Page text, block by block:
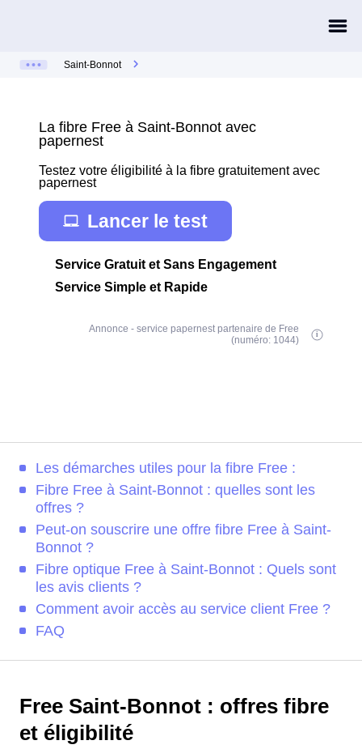
Saint-Bonnot
La fibre Free à Saint-Bonnot avec
papernest
Testez votre éligibilité à la fibre gratuitement avec
papernest
Lancer le test
Service Gratuit et Sans Engagement
Service Simple et Rapide
Annonce - service papernest partenaire de Free
(numéro: 1044)
Les démarches utiles pour la fibre Free :
Fibre Free à Saint-Bonnot : quelles sont les
offres ?
Peut-on souscrire une offre fibre Free à Saint-
Bonnot ?
Fibre optique Free à Saint-Bonnot : Quels sont
les avis clients ?
Comment avoir accès au service client Free ?
FAQ
Free Saint-Bonnot : offres fibre
et éligibilité